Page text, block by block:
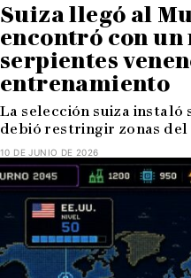
Suiza llegó al
encontró con
serpientes
entrenamiento
La selección suiza instaló
debió restringir zonas del
10 DE JUNIO DE 2026